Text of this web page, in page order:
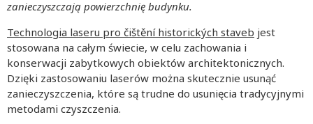
zanieczyszczają powierzchnię budynku.
Technologia laseru pro čištění historických staveb jest
stosowana na całym świecie, w celu zachowania i
konserwacji zabytkowych obiektów architektonicznych.
Dzięki zastosowaniu laserów można skutecznie usunąć
zanieczyszczenia, które są trudne do usunięcia tradycyjnymi
metodami czyszczenia.